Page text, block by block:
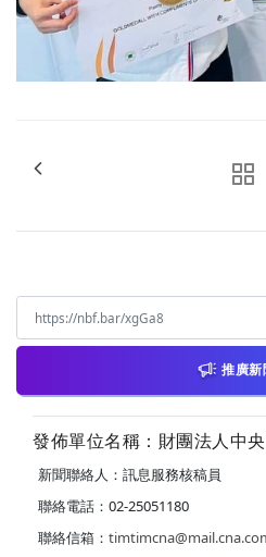
推廣新
發佈單位名稱：財團法人中
新聞聯絡人：訊息服務核稿員
聯絡電話：02-25051180
聯絡信箱：